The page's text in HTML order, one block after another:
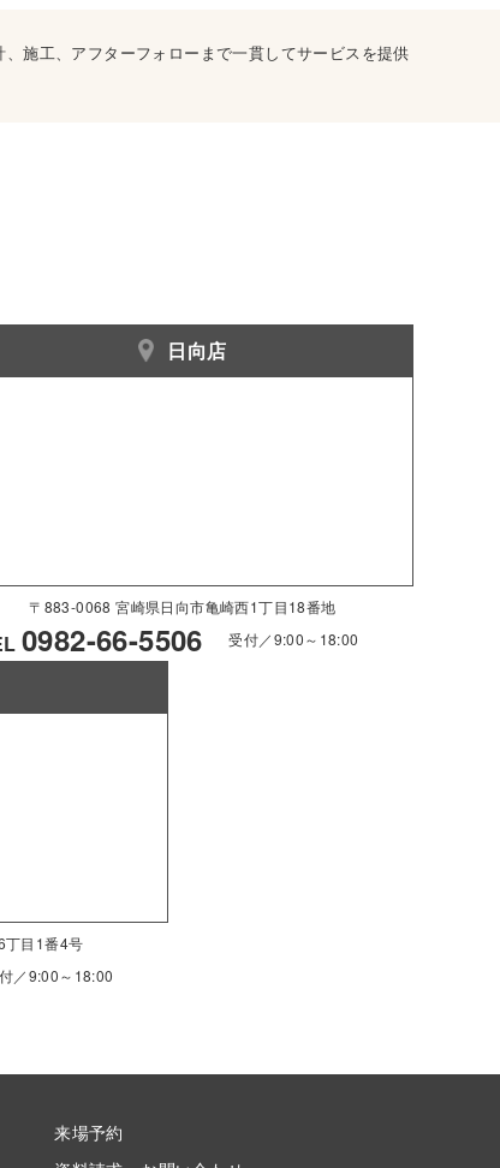
施工、アフターフォローまで一貫してサービスを提供
日向店
〒883-0068 宮崎県日向市亀崎西1丁目18番地
0982-66-5506 受付／9:00～18:00
丁目1番4号
／9:00～18:00
来場予約